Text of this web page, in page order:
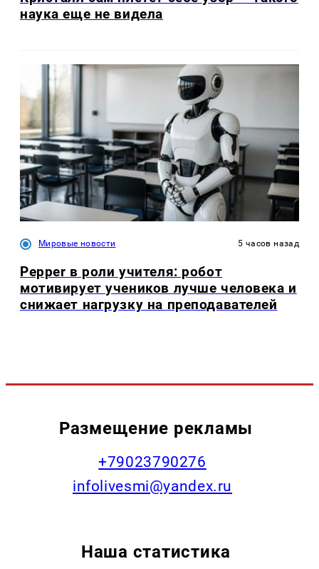
наука еще не видела
Мировые новости 5 часов назад
Pepper в роли учителя: робот
мотивирует учеников лучше человека и
снижает нагрузку на преподавателей
Размещение рекламы
+79023790276
infolivesmi@yandex.ru
Наша статистика